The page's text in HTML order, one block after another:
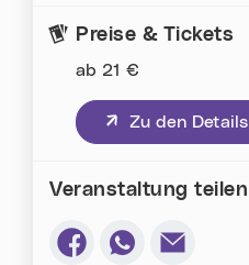
Preise & Tickets
ab 21 €
Zu den Details
(neues Fenster)
Veranstaltung teilen